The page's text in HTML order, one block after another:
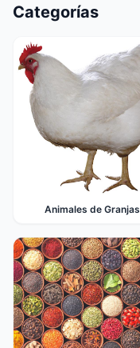
Categorías
Animales de Granjas